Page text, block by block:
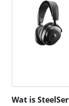
Beoordeling is 9,8 van
Wat is